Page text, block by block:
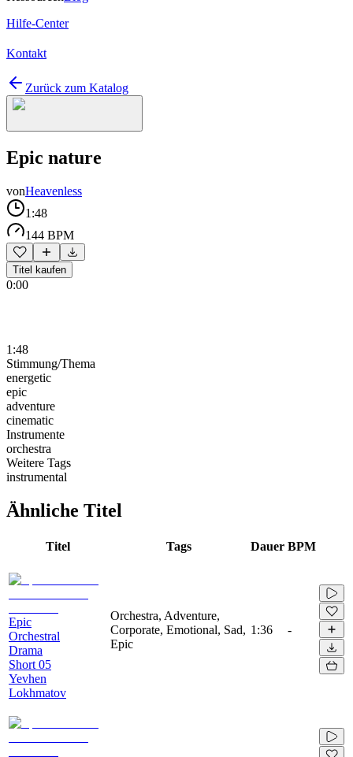
Hilfe-Center
Kontakt
Zurück zum Katalog
Epic nature
vonHeavenless
1:48
144 BPM
Titel kaufen
0:00
1:48
Stimmung/Thema
energetic
epic
adventure
cinematic
Instrumente
orchestra
Weitere Tags
instrumental
Ähnliche Titel
Titel Tags Dauer BPM
Epic
Orchestral
Drama
Short 05
Yevhen
Lokhmatov
Orchestra, Adventure,
Corporate, Emotional, Sad,
Epic
1:36 -